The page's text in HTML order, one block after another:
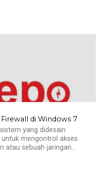
di Windows 7
yang didesain
mengontrol akses
atau sebuah jaringan...